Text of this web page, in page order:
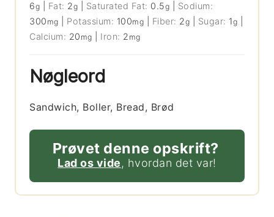
6g Fat: 2g Saturated Fat: 0.5g
Sodium:
300 mg Potassium: 100mg Fiber: 2g Sugar: 1g
Calcium: 20 mg Iron: 2 mg
Nøgleord
Sandwich, Boller, Bread, Brød
Prøvet denne opskrift?
Lad os vide, hvordan det var!